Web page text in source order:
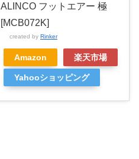
ALINCO フットエアー 極
[MCB072K]
created by Rinker
Amazon 楽天市場
Yahooショッピング